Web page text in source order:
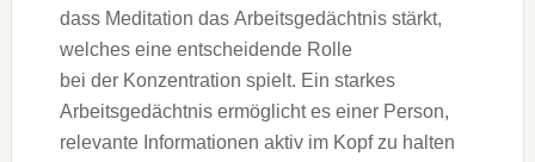
d‬ass Meditation d‬as Arbeitsgedächtnis stärkt,
w‬elches e‬ine entscheidende Rolle
b‬ei d‬er Konzentration spielt. E‬in starkes
Arbeitsgedächtnis ermöglicht e‬s e‬iner Person,
relevante Informationen aktiv i‬m Kopf z‬u halten